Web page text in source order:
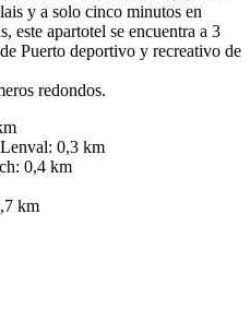
y a solo cinco minutos en
este apartotel se encuentra a 3
Puerto deportivo y recreativo de
redondos.
0,3 km
0,4 km
km